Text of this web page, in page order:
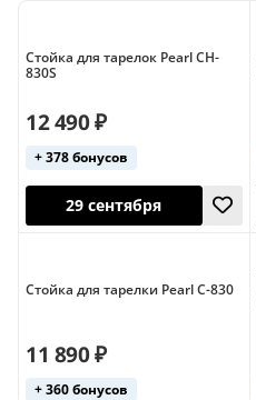
Tama
Yamaha
Стойка для тарелок Pearl CH-
830S
12 490 ₽
+ 378 бонусов
29 сентября
Стойка для тарелки Pearl C-830
11 890 ₽
+ 360 бонусов